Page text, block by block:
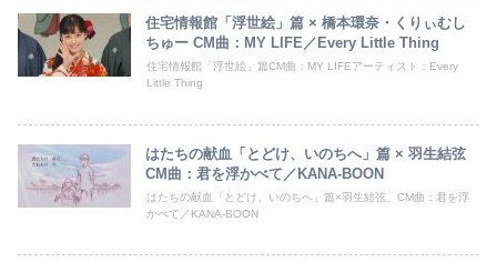
住宅情報館「浮世絵」篇 × 橋本環奈・くりぃむし
ちゅー CM曲：MY LIFE／Every Little Thing
住宅情報館「浮世絵」篇CM曲：MY LIFEアーティスト：Every
Little Thing
はたちの献血「とどけ、いのちへ」篇 × 羽生結弦
CM曲：君を浮かべて／KANA-BOON
はたちの献血「とどけ、いのちへ」篇×羽生結弦、CM曲：君を浮
かべて／KANA-BOON